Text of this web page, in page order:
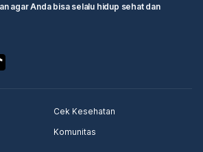
agar Anda bisa selalu hidup sehat dan
Cek Kesehatan
Komunitas